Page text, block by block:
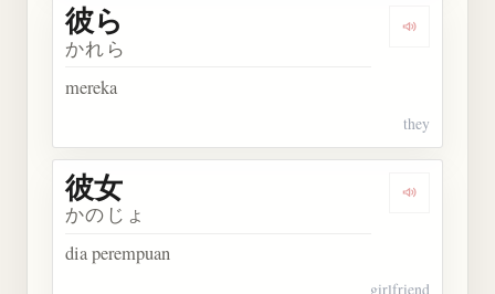
Dengarkan
彼ら
かれら
mereka
they
Dengarkan
彼女
かのじょ
dia perempuan
girlfriend